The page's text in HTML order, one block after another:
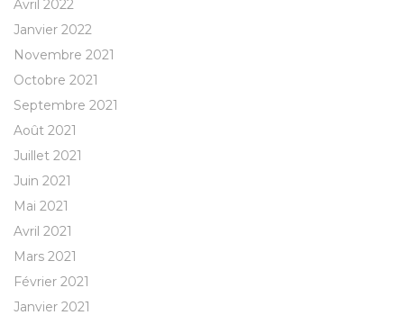
Avril 2022
Janvier 2022
Novembre 2021
Octobre 2021
Septembre 2021
Août 2021
Juillet 2021
Juin 2021
Mai 2021
Avril 2021
Mars 2021
Février 2021
Janvier 2021